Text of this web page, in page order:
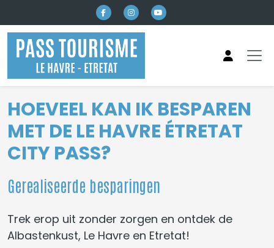
HOEVEEL KAN IK BESPAREN
MET DE LE HAVRE ÉTRETAT
CITY PASS?
Gerealiseerde besparingen
Trek erop uit zonder zorgen en ontdek de
Albastenkust, Le Havre en Etretat!